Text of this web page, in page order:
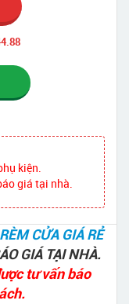
kiện.
giá tại nhà.
CỬA GIÁ RẺ
GIÁ TẠI NHÀ.
tư vấn báo